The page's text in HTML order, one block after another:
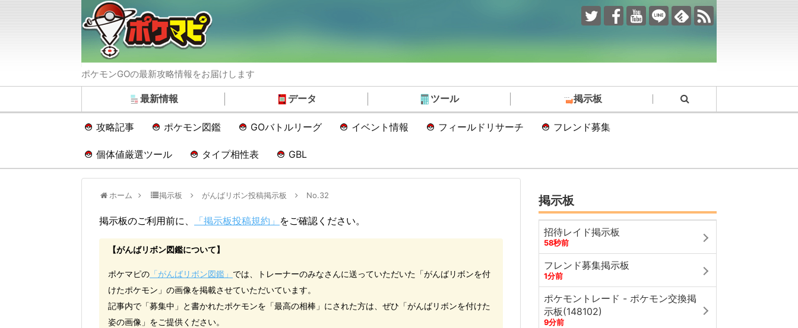
ポケモンGOの最新攻略情報をお届けします
最新情報 データ ツール 掲示板
攻略記事 ポケモン図鑑 GOバトルリーグ イベント情報 フィールドリサーチ フレンド募集
個体値厳選ツール タイプ相性表 GBL
ホーム 掲示板 がんばリボン投稿掲示板 No.32
掲示板のご利用前に、 「掲示板投稿規約」 をご確認ください。
【がんばリボン図鑑について】
ポケマピの 「がんばリボン図鑑」 では、トレーナーのみなさんに送っていただいた「がんばリボンを付
けたポケモン」の画像を掲載させていただいています。
記事内で「募集中」と書かれたポケモンを「最高の相棒」にされた方は、ぜひ「がんばリボンを付けた
姿の画像」をご提供ください。
掲示板
招待レイド掲示板
58秒前
フレンド募集掲示板
1分前
ポケモントレード - ポケモン交換掲
示板(148102)
9分前